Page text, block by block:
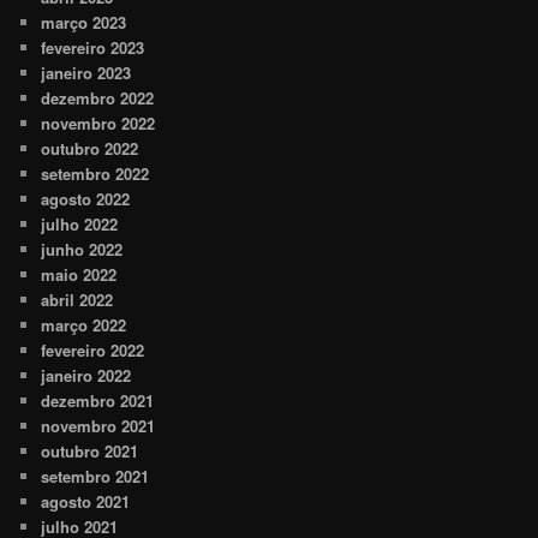
março 2023
fevereiro 2023
janeiro 2023
dezembro 2022
novembro 2022
outubro 2022
setembro 2022
agosto 2022
julho 2022
junho 2022
maio 2022
abril 2022
março 2022
fevereiro 2022
janeiro 2022
dezembro 2021
novembro 2021
outubro 2021
setembro 2021
agosto 2021
julho 2021